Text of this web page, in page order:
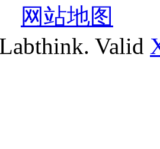
网站地图
Valid